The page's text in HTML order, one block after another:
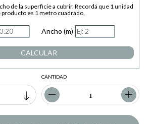
de la superficie a cubrir. Recordá que 1 unidad
producto es 1 metro cuadrado.
Ancho (m)
CALCULAR
CANTIDAD